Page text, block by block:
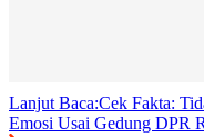
Lanjut Baca:Cek Fakta:
Emosi Usai Gedung DPR